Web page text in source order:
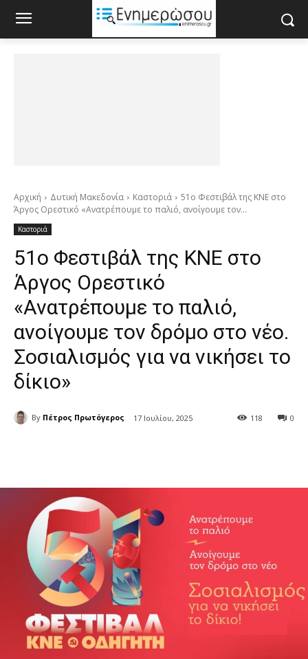
Αρχική Δυτική Μακεδονία Καστοριά
51ο Φεστιβάλ της ΚΝΕ στο
Άργος Ορεστικό «Ανατρέπουμε το παλιό, ανοίγουμε τον...
Καστοριά
51ο Φεστιβάλ της ΚΝΕ στο
Άργος Ορεστικό
«Ανατρέπουμε το παλιό,
ανοίγουμε τον δρόμο στο νέο.
Σοσιαλισμός για να νικήσει το
δίκιο»
By Πέτρος Πρωτόγερος 17 Ιουλίου, 2025 0
118